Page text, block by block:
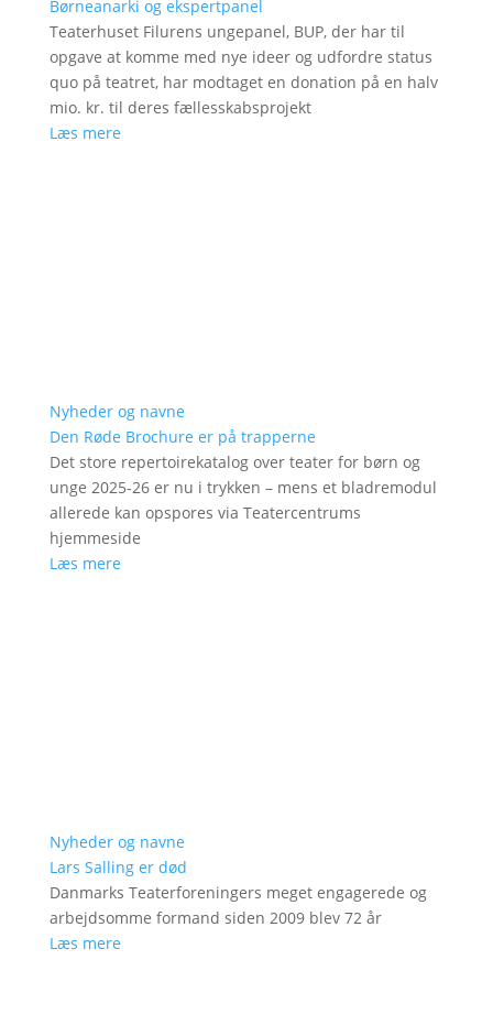
Børneanarki og ekspertpanel
Teaterhuset Filurens ungepanel, BUP, der har til
opgave at komme med nye ideer og udfordre status
quo på teatret, har modtaget en donation på en halv
mio. kr. til deres fællesskabsprojekt
Læs mere
Nyheder og navne
Den Røde Brochure er på trapperne
Det store repertoirekatalog over teater for børn og
unge 2025-26 er nu i trykken – mens et bladremodul
allerede kan opspores via Teatercentrums
hjemmeside
Læs mere
Nyheder og navne
Lars Salling er død
Danmarks Teaterforeningers meget engagerede og
arbejdsomme formand siden 2009 blev 72 år
Læs mere